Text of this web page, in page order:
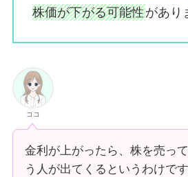
株価が下がる可能性があり
ココ
金利が上がったら、株を売っ
う人が出てくるというわけです